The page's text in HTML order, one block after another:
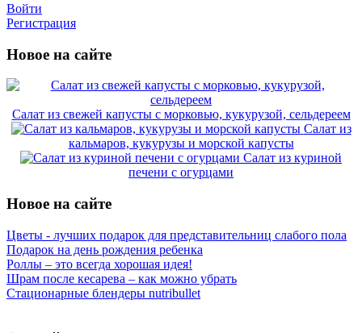
Войти
Регистрация
Новое на сайте
Салат из свежей капусты с морковью, кукурузой, сельдереем
Салат из
кальмаров, кукурузы и морской капусты
Салат из куриной
печени с огурцами
Новое на сайте
Цветы - лучших подарок для представительниц слабого пола
Подарок на день рождения ребенка
Роллы – это всегда хорошая идея!
Шрам после кесарева – как можно убрать
Стационарные блендеры nutribullet